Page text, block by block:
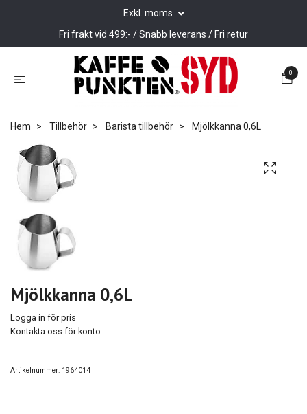
Exkl. moms
Fri frakt vid 499:- / Snabb leverans / Fri retur
0
Hem Tillbehör Barista tillbehör Mjölkkanna 0,6L
Mjölkkanna 0,6L
Logga in för pris
Kontakta oss för konto
Artikelnummer: 1964014